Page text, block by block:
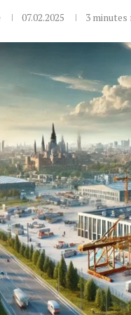
07.02.2025 3 minutes